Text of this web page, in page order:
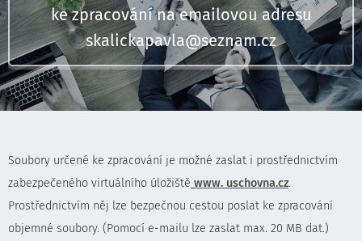
ke zpracování na emailovou adresu
skalickapavla@seznam.cz
Soubory určené ke zpracování je možné zaslat i prostřednictvím
zabezpečeného virtuálního úložiště www. uschovna.cz.
Prostřednictvím něj lze bezpečnou cestou poslat ke zpracování
objemné soubory. (Pomocí e-mailu lze zaslat max. 20 MB dat.)